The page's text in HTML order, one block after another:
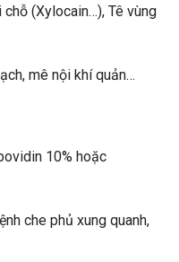
(Xylocain…), Tê vùng
mê nội khí quản…
10% hoặc
che phủ xung quanh,